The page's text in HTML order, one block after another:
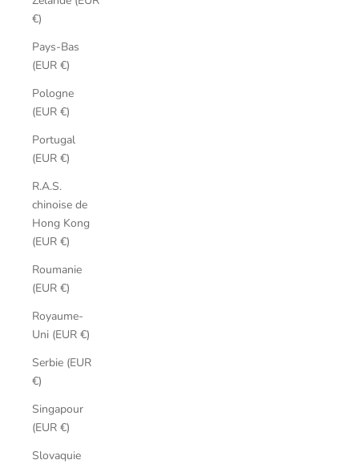
€)
Pays-Bas
(EUR €)
Pologne
(EUR €)
Portugal
(EUR €)
R.A.S.
chinoise de
Hong Kong
(EUR €)
Roumanie
(EUR €)
Royaume-
Uni (EUR €)
Serbie (EUR
€)
Singapour
(EUR €)
Slovaquie